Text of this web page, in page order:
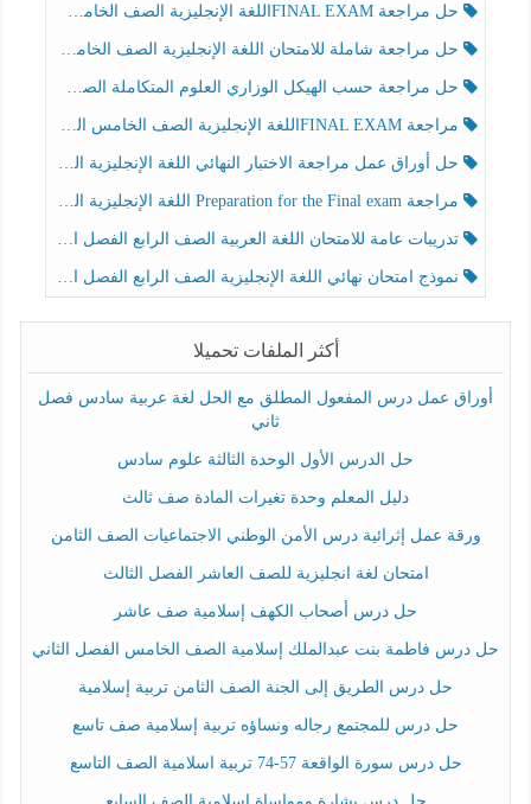
حل مراجعة FINAL EXAMاللغة الإنجليزية الصف الخامس الفصل الثالث
حل مراجعة شاملة للامتحان اللغة الإنجليزية الصف الخامس الفصل الثالث
حل مراجعة حسب الهيكل الوزاري العلوم المتكاملة الصف الخامس عام الفصل الثالث
مراجعة FINAL EXAMاللغة الإنجليزية الصف الخامس الفصل الثالث
حل أوراق عمل مراجعة الاختبار النهائي اللغة الإنجليزية الصف الرابع الفصل الثالث
مراجعة Preparation for the Final exam اللغة الإنجليزية الصف الرابع الفصل الثالث
تدريبات عامة للامتحان اللغة العربية الصف الرابع الفصل الثالث
نموذج امتحان نهائي اللغة الإنجليزية الصف الرابع الفصل الثالث
أكثر الملفات تحميلا
أوراق عمل درس المفعول المطلق مع الحل لغة عربية سادس فصل
ثاني
حل الدرس الأول الوحدة الثالثة علوم سادس
دليل المعلم وحدة تغيرات المادة صف ثالث
ورقة عمل إثرائية درس الأمن الوطني الاجتماعيات الصف الثامن
امتحان لغة انجليزية للصف العاشر الفصل الثالث
حل درس أصحاب الكهف إسلامية صف عاشر
حل درس فاطمة بنت عبدالملك إسلامية الصف الخامس الفصل الثاني
حل درس الطريق إلى الجنة الصف الثامن تربية إسلامية
حل درس للمجتمع رجاله ونساؤه تربية إسلامية صف تاسع
حل درس سورة الواقعة 57-74 تربية اسلامية الصف التاسع